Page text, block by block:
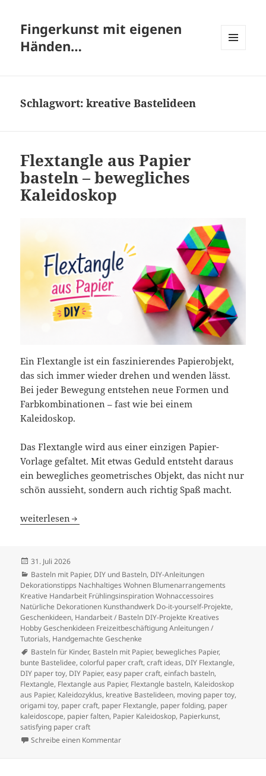
Fingerkunst mit eigenen
Händen…
Schlagwort:kreative Bastelideen
Flextangle aus Papier
basteln – bewegliches
Kaleidoskop
Ein Flextangle ist ein faszinierendes Papierobjekt,
das sich immer wieder drehen und wenden lässt.
Bei jeder Bewegung entstehen neue Formen und
Farbkombinationen – fast wie bei einem
Kaleidoskop.
Das Flextangle wird aus einer einzigen Papier-
Vorlage gefaltet. Mit etwas Geduld entsteht daraus
ein bewegliches geometrisches Objekt, das nicht nur
schön aussieht, sondern auch richtig Spaß macht.
Flextangle aus Papier basteln – bewegliches Kaleidoskop
weiterlesen
Veröffentlicht
am
31. Juli 2026
Kategorien
Basteln mit Papier, DIY und Basteln, DIY-Anleitungen
Dekorationstipps Nachhaltiges Wohnen Blumenarrangements
Kreative Handarbeit Frühlingsinspiration Wohnaccessoires
Natürliche Dekorationen Kunsthandwerk Do-it-yourself-Projekte,
Geschenkideen, Handarbeit / Basteln DIY-Projekte Kreatives
Hobby Geschenkideen Freizeitbeschäftigung Anleitungen /
Tutorials, Handgemachte Geschenke
Schlagwörter
Basteln für Kinder, Basteln mit Papier, bewegliches Papier,
bunte Bastelidee,colorful paper craft,craft ideas, DIY Flextangle,
DIY paper toy, DIY Papier,easy paper craft,einfach basteln,
Flextangle, Flextangle aus Papier, Flextangle basteln, Kaleidoskop
aus Papier, Kaleidozyklus, kreative Bastelideen, moving paper toy,
origami toy, paper craft, paper Flextangle, paper folding, paper
kaleidoscope, papier falten, Papier Kaleidoskop, Papierkunst,
satisfying paper craft
Schreibe einen Kommentarzu Flextangle aus Papier basteln –